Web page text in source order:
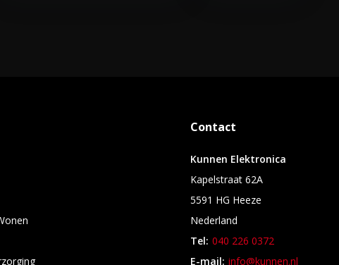
Contact
Kunnen Elektronica
Kapelstraat 62A
5591 HG Heeze
Nederland
Tel: 040 226 0372
E-mail: info@kunnen.nl